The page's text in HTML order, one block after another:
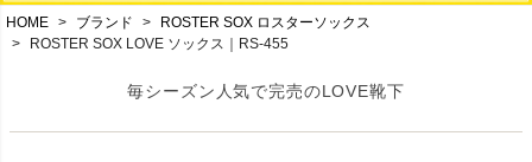
HOME ブランド
ROSTER SOX ロスターソックス
ROSTER SOX LOVE ソックス｜RS-455
毎シーズン人気で完売のLOVE靴下